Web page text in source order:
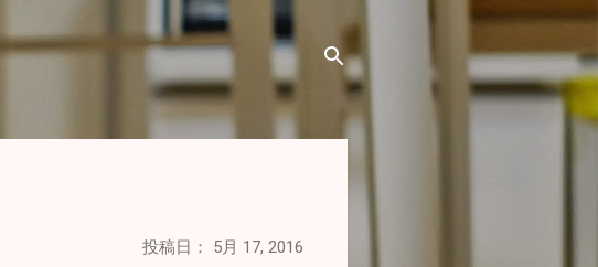
投稿日： 5月 17, 2016